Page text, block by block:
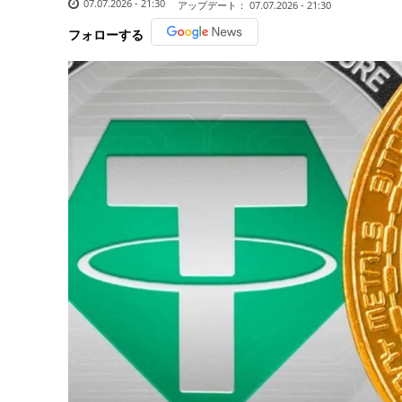
07.07.2026 - 21:30 アップデート： 07.07.2026 - 21:30
フォローする